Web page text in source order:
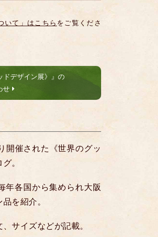
いて」はこちら をご覧くださ
ドデザイン展》』の
せ
開催された《世界のグッ
。
年各国から集められ大阪
を紹介。
サイズなどが記載。